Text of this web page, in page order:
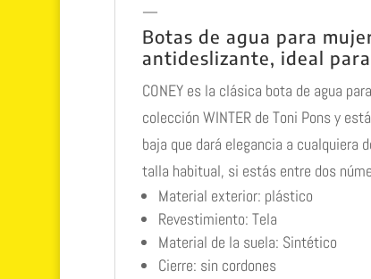
—
Botas de agua para
antideslizante, ideal
CONEY es la clásica bota de agua
colección WINTER de Toni Pons y
baja que dará elegancia a cualquiera
talla habitual, si estás entre dos
Material exterior: plástico
Revestimiento: Tela
Material de la suela: Sintético
Cierre: sin cordones